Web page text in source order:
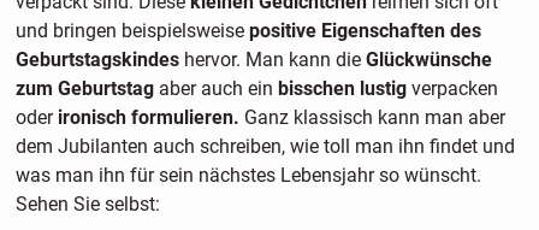
und bringen beispielsweise positive Eigenschaften des
Geburtstagskindes hervor. Man kann die Glückwünsche
zum Geburtstagaber auch ein bisschen lustig verpacken
oderironisch formulieren. Ganz klassisch kann man aber
dem Jubilanten auch schreiben, wie toll man ihn findet und
was man ihn für sein nächstes Lebensjahr so wünscht.
Sehen Sie selbst: